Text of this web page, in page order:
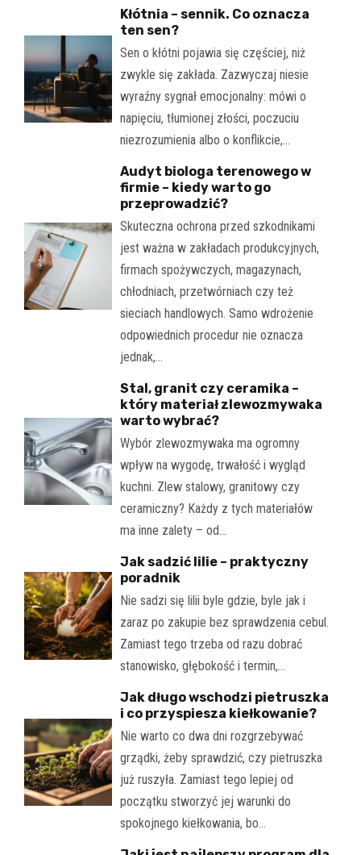
Kłótnia – sennik. Co oznacza
ten sen?
Sen o kłótni pojawia się częściej, niż
zwykle się zakłada. Zazwyczaj niesie
wyraźny sygnał emocjonalny: mówi o
napięciu, tłumionej złości, poczuciu
niezrozumienia albo o konflikcie,…
Audyt biologa terenowego w
firmie – kiedy warto go
przeprowadzić?
Skuteczna ochrona przed szkodnikami
jest ważna w zakładach produkcyjnych,
firmach spożywczych, magazynach,
chłodniach, przetwórniach czy też
sieciach handlowych. Samo wdrożenie
odpowiednich procedur nie oznacza
jednak,…
Stal, granit czy ceramika –
który materiał zlewozmywaka
warto wybrać?
Wybór zlewozmywaka ma ogromny
wpływ na wygodę, trwałość i wygląd
kuchni. Zlew stalowy, granitowy czy
ceramiczny? Każdy z tych materiałów
ma inne zalety – od…
Jak sadzić lilie – praktyczny
poradnik
Nie sadzi się lilii byle gdzie, byle jak i
zaraz po zakupie bez sprawdzenia cebul.
Zamiast tego trzeba od razu dobrać
stanowisko, głębokość i termin,…
Jak długo wschodzi pietruszka
i co przyspiesza kiełkowanie?
Nie warto co dwa dni rozgrzebywać
grządki, żeby sprawdzić, czy pietruszka
już ruszyła. Zamiast tego lepiej od
początku stworzyć jej warunki do
spokojnego kiełkowania, bo…